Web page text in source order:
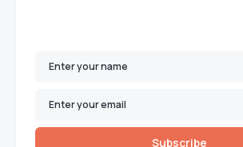
Subscribe